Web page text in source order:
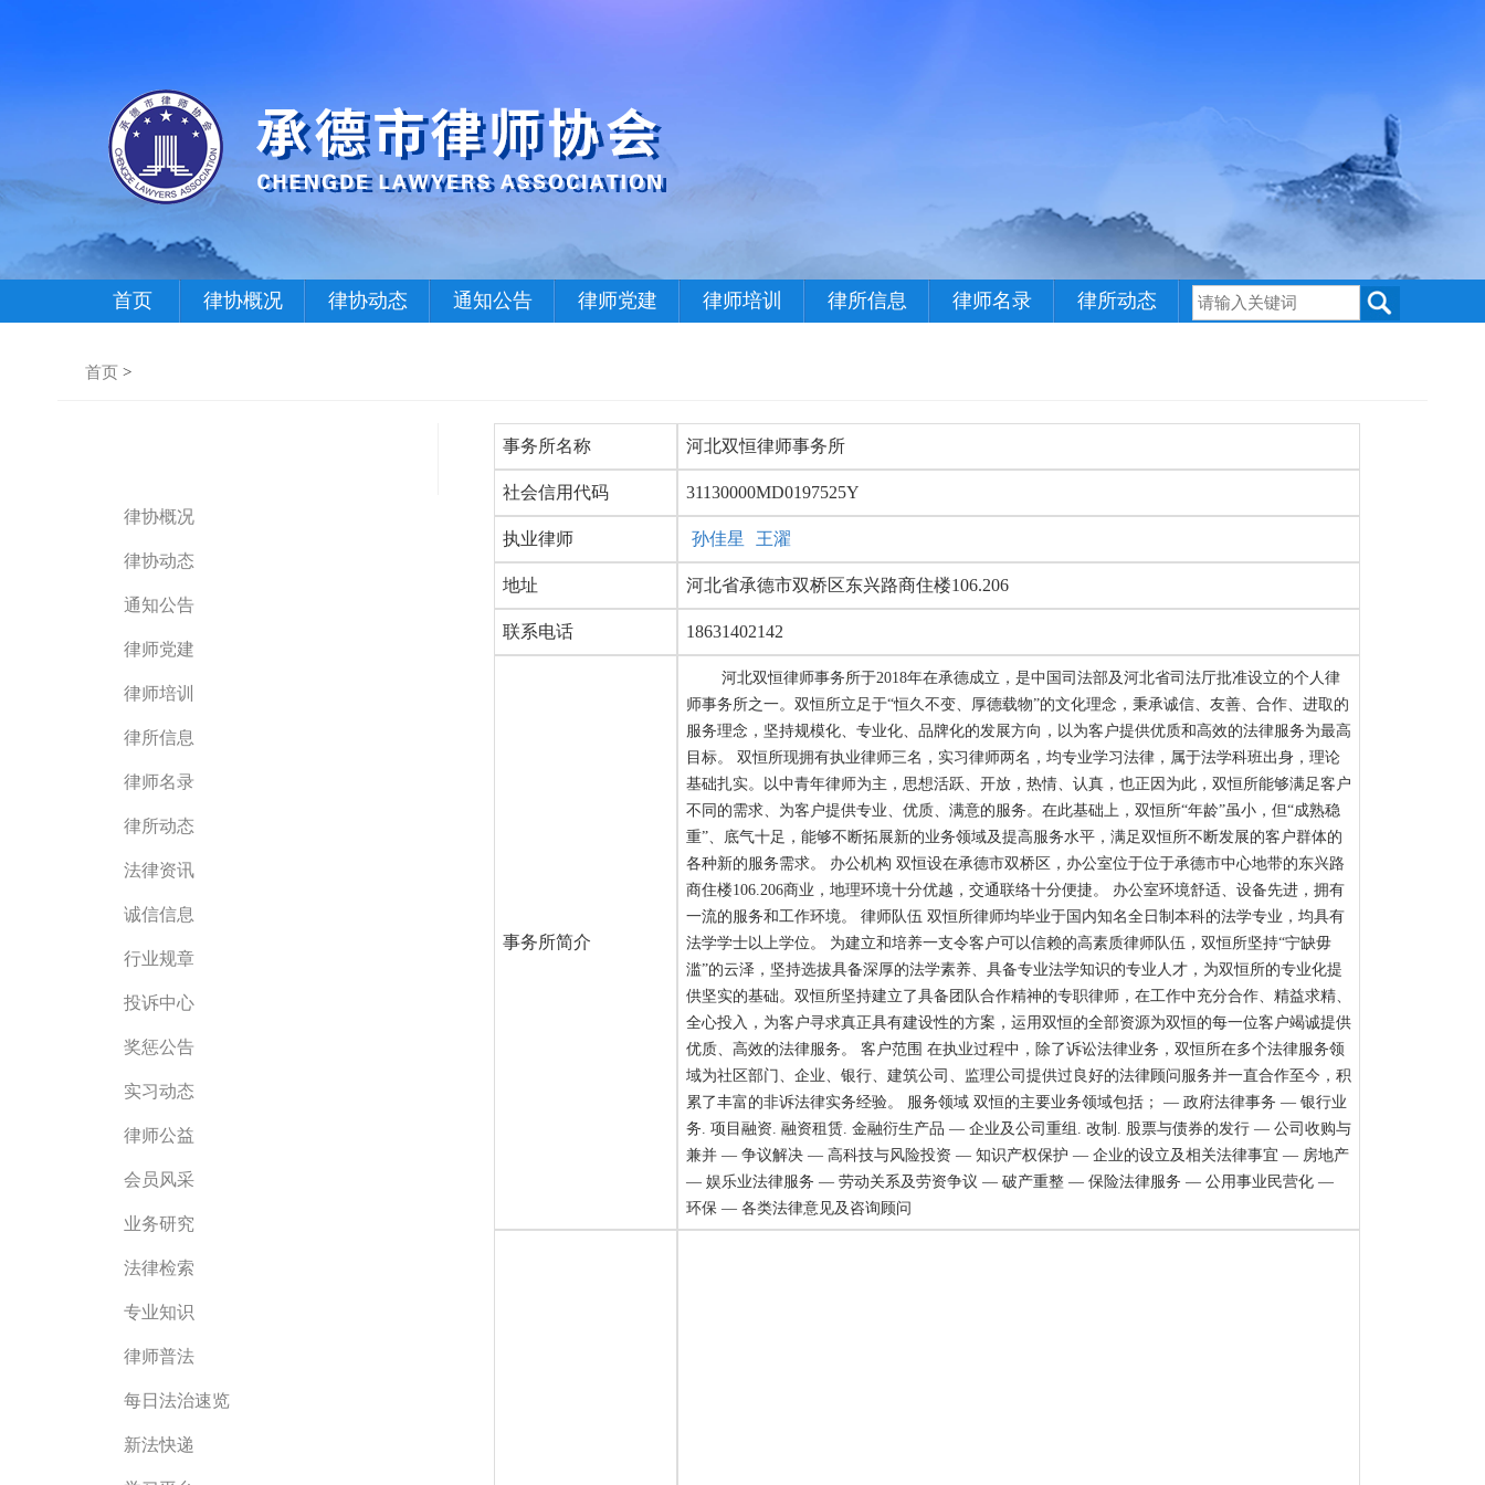
首页 律协概况 律协动态 通知公告 律师党建 律师培训 律所信息 律师名录 律所动态
首页 >
律协概况
律协动态
通知公告
律师党建
律师培训
律所信息
律师名录
律所动态
法律资讯
诚信信息
行业规章
投诉中心
奖惩公告
实习动态
律师公益
会员风采
业务研究
法律检索
专业知识
律师普法
每日法治速览
新法快递
事务所名称 河北双恒律师事务所
社会信用代码 31130000MD0197525Y
执业律师 孙佳星 王濯
地址 河北省承德市双桥区东兴路商住楼106.206
联系电话 18631402142
事务所简介
河北双恒律师事务所于2018年在承德成立，是中国司法部及河北省司法厅批准设立的个人律
师事务所之一。双恒所立足于“恒久不变、厚德载物”的文化理念，秉承诚信、友善、合作、进取的
服务理念，坚持规模化、专业化、品牌化的发展方向，以为客户提供优质和高效的法律服务为最高
目标。 双恒所现拥有执业律师三名，实习律师两名，均专业学习法律，属于法学科班出身，理论
基础扎实。以中青年律师为主，思想活跃、开放，热情、认真，也正因为此，双恒所能够满足客户
不同的需求、为客户提供专业、优质、满意的服务。在此基础上，双恒所“年龄”虽小，但“成熟稳
重”、底气十足，能够不断拓展新的业务领域及提高服务水平，满足双恒所不断发展的客户群体的
各种新的服务需求。 办公机构 双恒设在承德市双桥区，办公室位于位于承德市中心地带的东兴路
商住楼106.206商业，地理环境十分优越，交通联络十分便捷。 办公室环境舒适、设备先进，拥有
一流的服务和工作环境。 律师队伍 双恒所律师均毕业于国内知名全日制本科的法学专业，均具有
法学学士以上学位。 为建立和培养一支令客户可以信赖的高素质律师队伍，双恒所坚持“宁缺毋
滥”的云泽，坚持选拔具备深厚的法学素养、具备专业法学知识的专业人才，为双恒所的专业化提
供坚实的基础。双恒所坚持建立了具备团队合作精神的专职律师，在工作中充分合作、精益求精、
全心投入，为客户寻求真正具有建设性的方案，运用双恒的全部资源为双恒的每一位客户竭诚提供
优质、高效的法律服务。 客户范围 在执业过程中，除了诉讼法律业务，双恒所在多个法律服务领
域为社区部门、企业、银行、建筑公司、监理公司提供过良好的法律顾问服务并一直合作至今，积
累了丰富的非诉法律实务经验。 服务领域 双恒的主要业务领域包括； — 政府法律事务 — 银行业
务. 项目融资. 融资租赁. 金融衍生产品 — 企业及公司重组. 改制. 股票与债券的发行 — 公司收购与
兼并 — 争议解决 — 高科技与风险投资 — 知识产权保护 — 企业的设立及相关法律事宜 — 房地产
— 娱乐业法律服务 — 劳动关系及劳资争议 — 破产重整 — 保险法律服务 — 公用事业民营化 —
环保 — 各类法律意见及咨询顾问